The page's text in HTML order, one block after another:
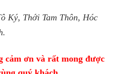
Ký, Thới Tam Thôn, Hóc
ơn và rất mong được